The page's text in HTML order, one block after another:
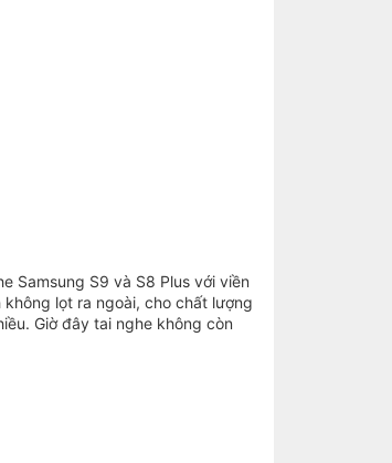
Samsung S9 và S8 Plus với viền
lọt ra ngoài, cho chất lượng
Giờ đây tai nghe không còn